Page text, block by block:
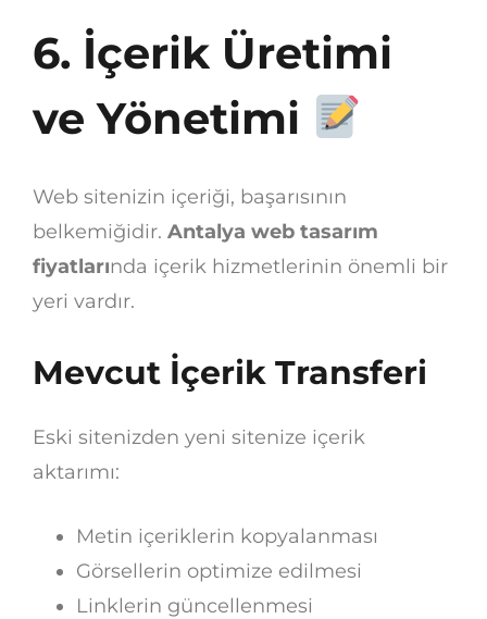
6. İçerik Üretimi
ve Yönetimi
Web sitenizin içeriği, başarısının
belkemiğidir. Antalya web tasarım
fiyatlarında içerik hizmetlerinin önemli bir
yeri vardır.
Mevcut İçerik Transferi
Eski sitenizden yeni sitenize içerik
aktarımı:
Metin içeriklerin kopyalanması
Görsellerin optimize edilmesi
Linklerin güncellenmesi